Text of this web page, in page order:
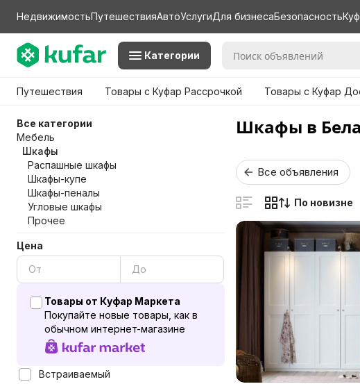
НедвижимостьПутешествияАвтоУслугиДля бизнесаБезопасность
Категории
Путешествия Товары с Куфар Рассрочкой Товары с Куфар
Все категории
Мебель
Шкафы
Распашные шкафы
Шкафы-купе
Шкафы-пеналы
Угловые шкафы
Прочее
Цена
Товары от Куфар Маркета
Покупайте новые товары, как в
обычном интернет-магазине
Встраиваемый
Шкафы в
Все объявления
По новизне